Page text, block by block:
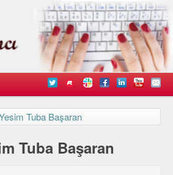
Tuba Başaran
Tuba Başaran